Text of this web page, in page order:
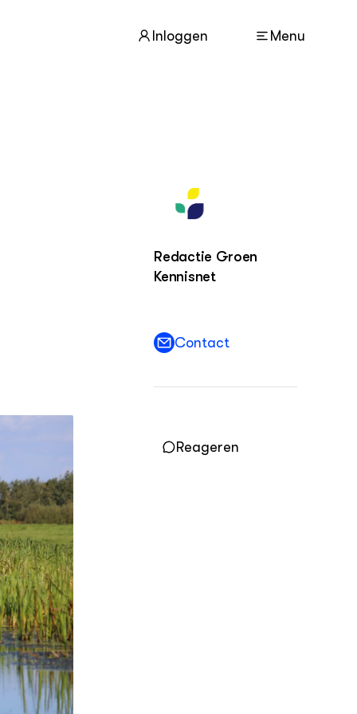
Inloggen Menu
Kennisportaal Boerenlandvogels
Redactie Groen
Kennisnet
Contact
Reageren